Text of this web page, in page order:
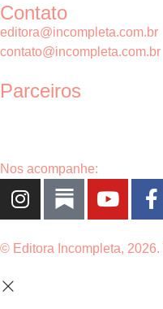
Contato
editora@incompleta.com.br
contato@incompleta.com.br
Parceiros
Nos acompanhe:
© Editora Incompleta,